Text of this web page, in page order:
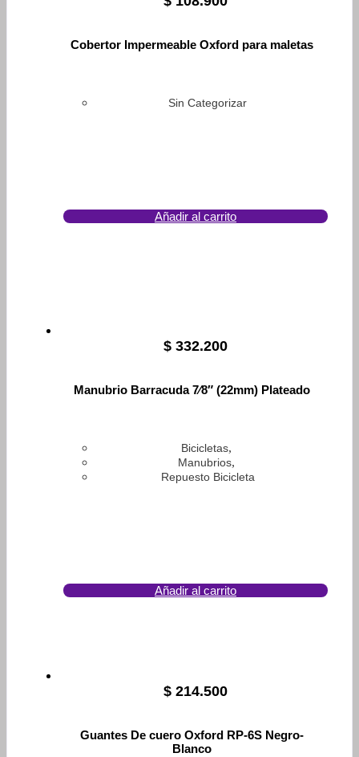
Cobertor Impermeable Oxford para maletas
Sin Categorizar
Añadir al carrito
$ 332.200
Manubrio Barracuda 7⁄8″ (22mm) Plateado
Bicicletas,
Manubrios,
Repuesto Bicicleta
Añadir al carrito
$ 214.500
Guantes De cuero Oxford RP-6S Negro-
Blanco